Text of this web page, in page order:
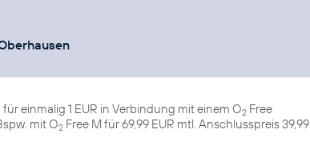
einmalig 1 EUR in Verbindung mit einem O2 Free
mit O2 Free M für 69,99 EUR mtl. Anschlusspreis 39,99